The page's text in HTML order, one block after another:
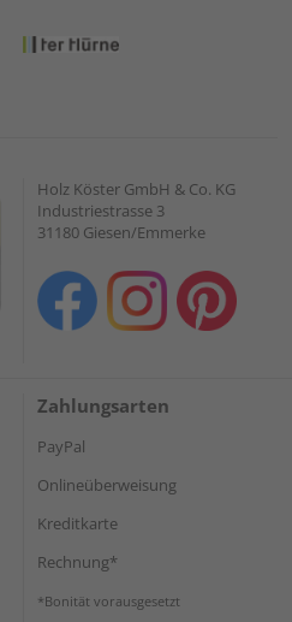
Holz Köster GmbH & Co. KG
Industriestrasse 3
31180 Giesen/Emmerke
Zahlungsarten
PayPal
Onlineüberweisung
Kreditkarte
Rechnung*
*Bonität vorausgesetzt